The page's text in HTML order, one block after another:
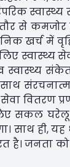
से कमजोर
खर्च में
स्वास्थ्य
स्वास्थ्य
साथ
वितरण
सकल
साथ ही, यह
जनता को